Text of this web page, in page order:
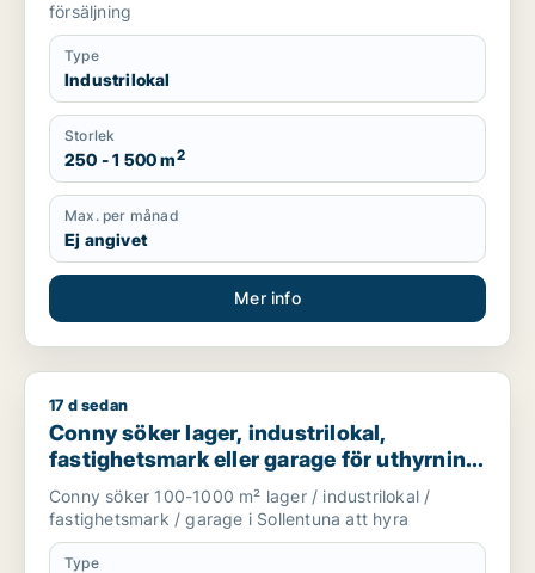
försäljning
Type
Industrilokal
Storlek
250 - 1 500 m2
Max. per månad
Ej angivet
Mer info
Conny söker lager, industrilokal, fastighetsmark eller
17 d sedan
Conny söker lager, industrilokal,
fastighetsmark eller garage för uthyrning
i Sollentuna
Conny söker 100-1000 m² lager / industrilokal /
fastighetsmark / garage i Sollentuna att hyra
Type